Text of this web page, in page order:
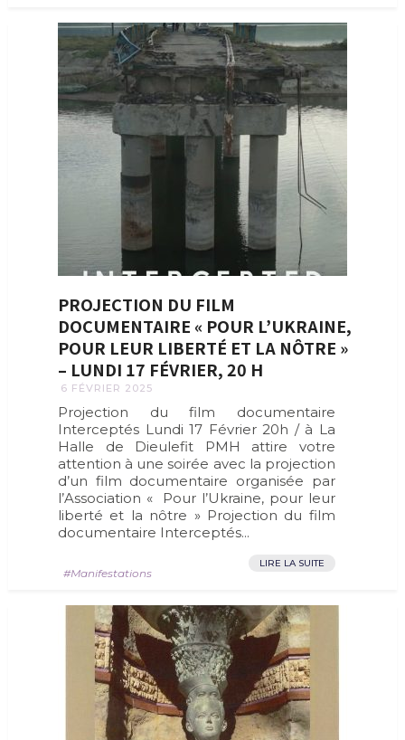
PROJECTION DU FILM
DOCUMENTAIRE « POUR L’UKRAINE,
POUR LEUR LIBERTÉ ET LA NÔTRE »
– LUNDI 17 FÉVRIER, 20 H
6 FÉVRIER 2025
Projection du film documentaire
Interceptés Lundi 17 Février 20h / à La
Halle de Dieulefit PMH attire votre
attention à une soirée avec la projection
d’un film documentaire organisée par
l’Association « Pour l’Ukraine, pour leur
liberté et la nôtre » Projection du film
documentaire Interceptés...
LIRE LA SUITE
Manifestations